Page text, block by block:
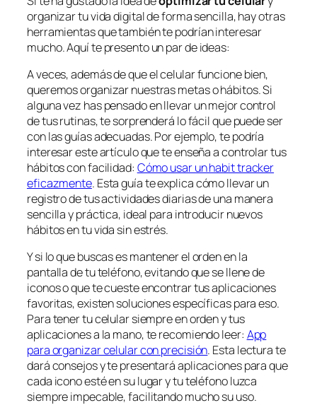
organizar tu vida digital de forma sencilla, hay otras
herramientas que también te podrían interesar
mucho. Aquí te presento un par de ideas:
A veces, además de que el celular funcione bien,
queremos organizar nuestras metas o hábitos. Si
alguna vez has pensado en llevar un mejor control
de tus rutinas, te sorprenderá lo fácil que puede ser
con las guías adecuadas. Por ejemplo, te podría
interesar este artículo que te enseña a controlar tus
hábitos con facilidad: Cómo usar un habit tracker
eficazmente. Esta guía te explica cómo llevar un
registro de tus actividades diarias de una manera
sencilla y práctica, ideal para introducir nuevos
hábitos en tu vida sin estrés.
Y si lo que buscas es mantener el orden en la
pantalla de tu teléfono, evitando que se llene de
iconos o que te cueste encontrar tus aplicaciones
favoritas, existen soluciones específicas para eso.
Para tener tu celular siempre en orden y tus
aplicaciones a la mano, te recomiendo leer: App
para organizar celular con precisión. Esta lectura te
dará consejos y te presentará aplicaciones para que
cada icono esté en su lugar y tu teléfono luzca
siempre impecable, facilitando mucho su uso.